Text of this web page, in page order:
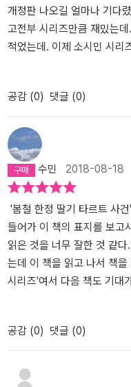
개정판 나오길 얼마나 기다
고전부 시리즈만큼 재밌는
적었는데. 이제 소시민 시리
공감 (0) 댓글 (0)
수민 2018-08-18
'봄철 한정 딸기 타르트 사
들어가 이 책의 표지를 보고
읽은 것을 너무 잘한 것 같
는데 이 책을 읽고 나서 책
시리즈'여서 다음 책도 기대
조금씩 바꿔준 엄청난 보물
다. 정말 재미있게 읽었고 여
서 읽은 것 같다. 이 책을 다
그럼 여기서 나의 느낌을
공감 (0) 댓글 (0)